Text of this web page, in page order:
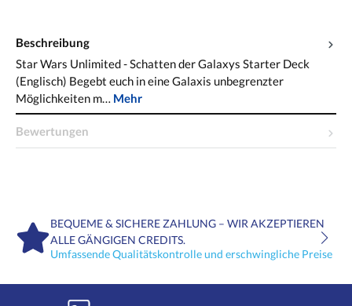
Beschreibung
Star Wars Unlimited - Schatten der Galaxys Starter Deck
(Englisch) Begebt euch in eine Galaxis unbegrenzter
Möglichkeiten m… Mehr
Bewertungen
BEQUEME & SICHERE ZAHLUNG – WIR AKZEPTIEREN
ALLE GÄNGIGEN CREDITS.
Umfassende Qualitätskontrolle und erschwingliche Preise